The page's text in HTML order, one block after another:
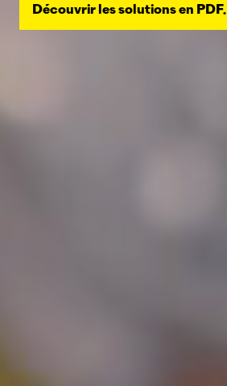
Découvrir les solutions en PDF.